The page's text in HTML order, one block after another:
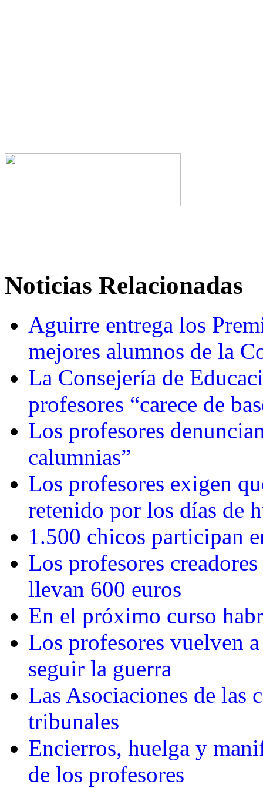
Noticias Relacionadas
Aguirre entrega los
mejores alumnos de la
La Consejería de
profesores “carece de
Los profesores
calumnias”
Los profesores exigen
retenido por los días de
1.500 chicos participan
Los profesores
llevan 600 euros
En el próximo curso
Los profesores vuelven
seguir la guerra
Las Asociaciones de las
tribunales
Encierros, huelga y
de los profesores